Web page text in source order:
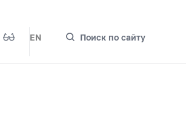
EN Поиск по сайту